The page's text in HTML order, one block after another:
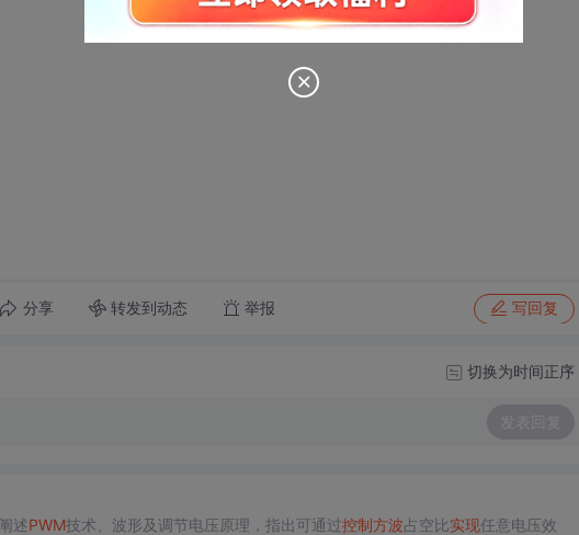
分享 转发到动态 举报 写回复
切换为时间正序
发表回复
述PWM技术、波形及调节电压原理，指出可通过控制方波占空比实现任意电压效